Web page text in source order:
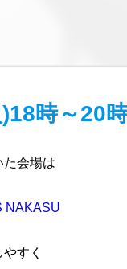
時～20
た会場は
NAKASU
すく